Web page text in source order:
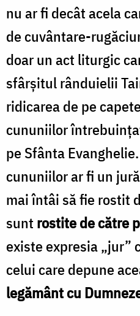
nu ar fi decât acela
de cuvântare-
doar un act liturgic
sfârșitul rânduielii
ridicarea de pe
cununiilor
pe Sfânta
cununiilor ar fi un
mai întâi să fie rostit
sunt rostite de către
existe expresia „jur”
celui care depune
legământ cu